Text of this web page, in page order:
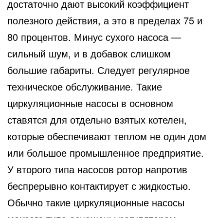
достаточно дают высокий коэффициент
полезного действия, а это в пределах 75 и
80 процентов. Минус сухого насоса —
сильный шум, и в добавок слишком
большие габариты. Следует регулярное
техническое обслуживание. Такие
циркуляционные насосы в основном
ставятся для отдельно взятых котелен,
которые обеспечивают теплом не один дом
или большое промышленное предприятие.
У второго типа насосов ротор напротив
беспрерывно контактирует с жидкостью.
Обычно такие циркуляционные насосы